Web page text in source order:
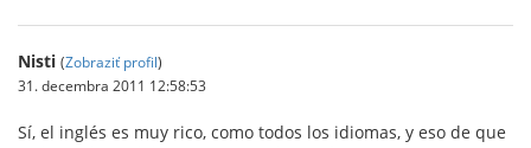
Nisti (Zobraziť profil)
31. decembra 2011 12:58:53
Sí, el inglés es muy rico, como todos los idiomas, y eso de que